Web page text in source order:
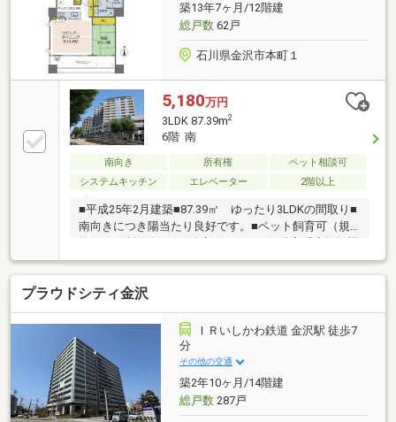
築13年7ヶ月/12階建
総戸数62戸
石川県金沢市本町１
5,180万円
3LDK 87.39m2
6階 南
南向き 所有権
ペット相談可
システムキッチン
エレベーター 2階以上
■平成25年2月建築■87.39㎡ ゆったり3LDKの間取り■
南向きにつき陽当たり良好です。■ペット飼育可（規
■リビングダイニング、キッチンに床暖房※【その他専
有部分】ポーチ面積：5.01㎡※変動費あり：水道料／２
ヶ月ごとに１回※大規模修繕工事2026年6月より実施予
定
プラウドシティ金沢
ＩＲいしかわ鉄道 金沢駅 徒歩7
分
その他の交通
築2年10ヶ月/14階建
総戸数287戸